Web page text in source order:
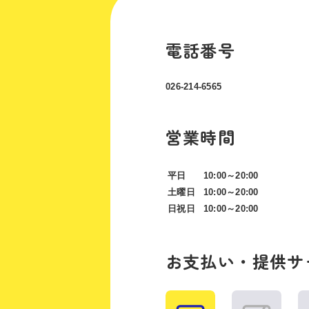
電話番号
026-214-6565
営業時間
平日
10:00～20:00
土曜日
10:00～20:00
日祝日
10:00～20:00
お支払い・提供